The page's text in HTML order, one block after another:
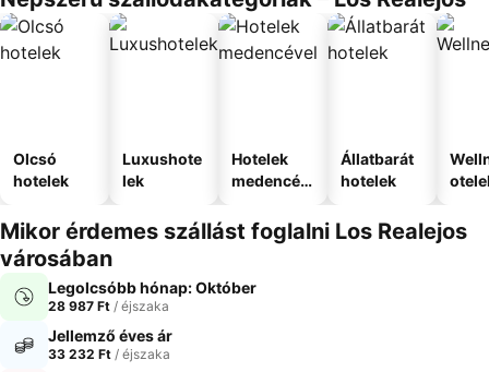
Olcsó
hotelek
Luxushote
lek
Hotelek
medencév
Állatbarát
hotelek
Mikor érdemes szállást foglalni Los Realejos
városában
Legolcsóbb hónap: Október
28 987 Ft / éjszaka
Jellemző éves ár
33 232 Ft / éjszaka